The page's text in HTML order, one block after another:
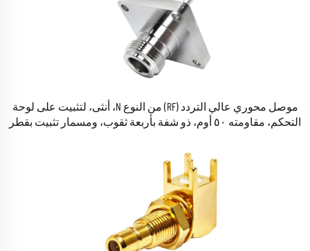
موصل محوري عالي التردد (RF) من النوع N، أنثى، لتثبيت على لوحة
التحكم، مقاومته ٥٠ أوم، ذو شفة بأربعة ثقوب، ومسمار تثبيت بقطر
وأنظمة الاتصالات.